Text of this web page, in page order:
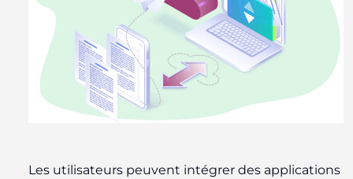
Les utilisateurs peuvent intégrer des applications